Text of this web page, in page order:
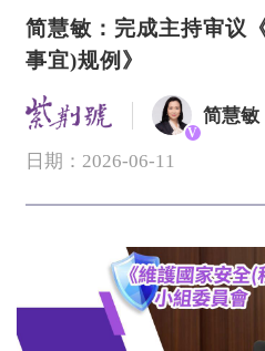
简慧敏：完成主持审议
事宜)规例》
简慧敏
V
日期：2026-06-11